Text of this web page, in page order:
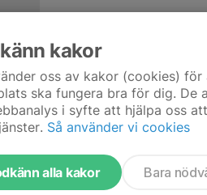
kakor
oss av kakor (cookies)
ska fungera bra för dig. De
i syfte att hjälpa oss
Så använder vi cookies
alla kakor Bara